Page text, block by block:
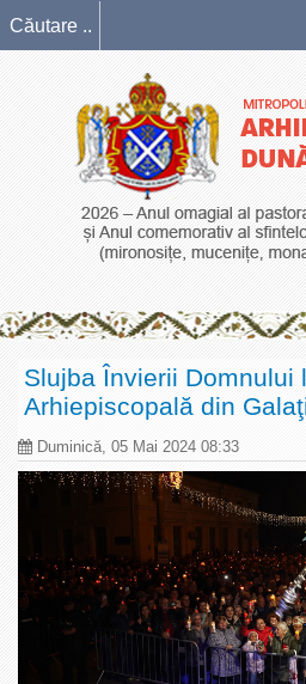
Slujba Învierii Domnului
Arhiepiscopală din
Duminică, 05 Mai 2024 08:33